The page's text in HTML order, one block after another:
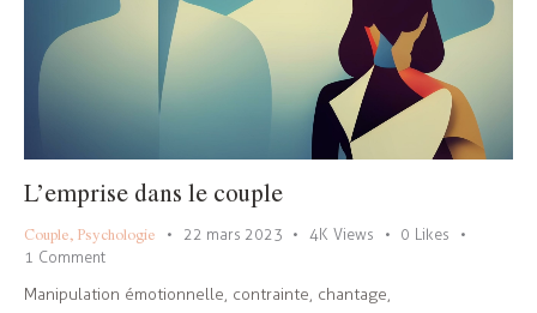
L’emprise dans le couple
Couple, Psychologie 22 mars 2023 4K Views 0 Likes
1 Comment
Manipulation émotionnelle, contrainte, chantage,